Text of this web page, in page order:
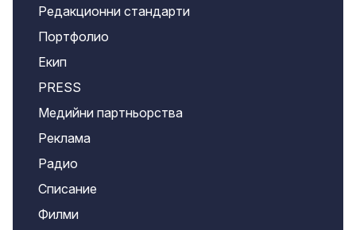
Редакционни стандарти
Портфолио
Екип
PRESS
Медийни партньорства
Реклама
Радио
Списание
Филми